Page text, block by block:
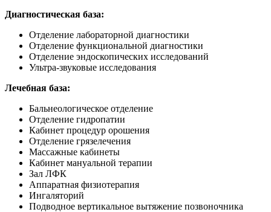
Диагностическая база:
Отделение лабораторной диагностики
Отделение функциональной диагностики
Отделение эндоскопических исследований
Ультра-звуковые исследования
Лечебная база:
Бальнеологическое отделение
Отделение гидропатии
Кабинет процедур орошения
Отделение грязелечения
Массажные кабинеты
Кабинет мануальной терапии
Зал ЛФК
Аппаратная физиотерапия
Ингаляторий
Подводное вертикальное вытяжение позвоночника